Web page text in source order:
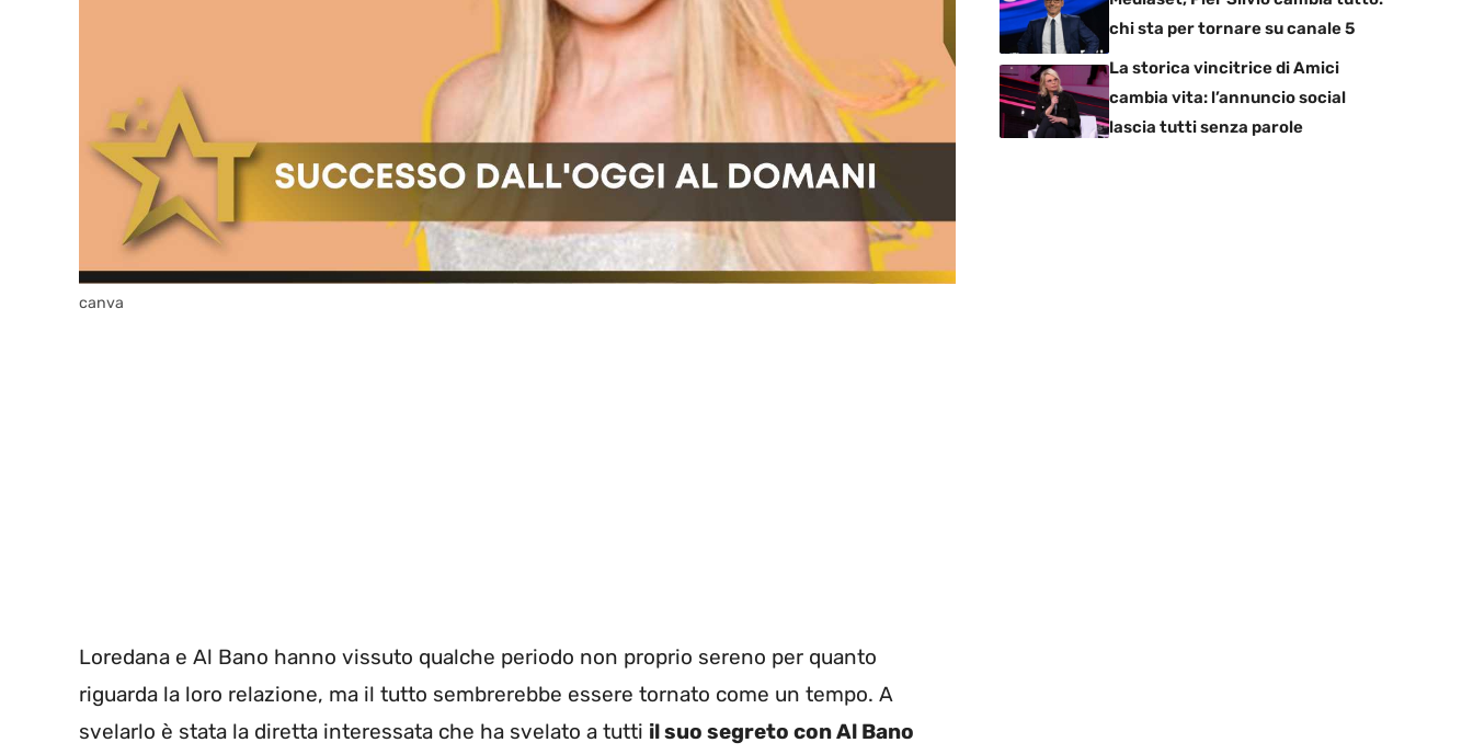
canva
Loredana e Al Bano hanno vissuto qualche periodo non proprio sereno per quanto
riguarda la loro relazione, ma il tutto sembrerebbe essere tornato come un tempo. A
svelarlo è stata la diretta interessata che ha svelato a tutti il suo segreto con Al Bano
chi sta per tornare su canale 5
La storica vincitrice di Amici
cambia vita: l’annuncio social
lascia tutti senza parole